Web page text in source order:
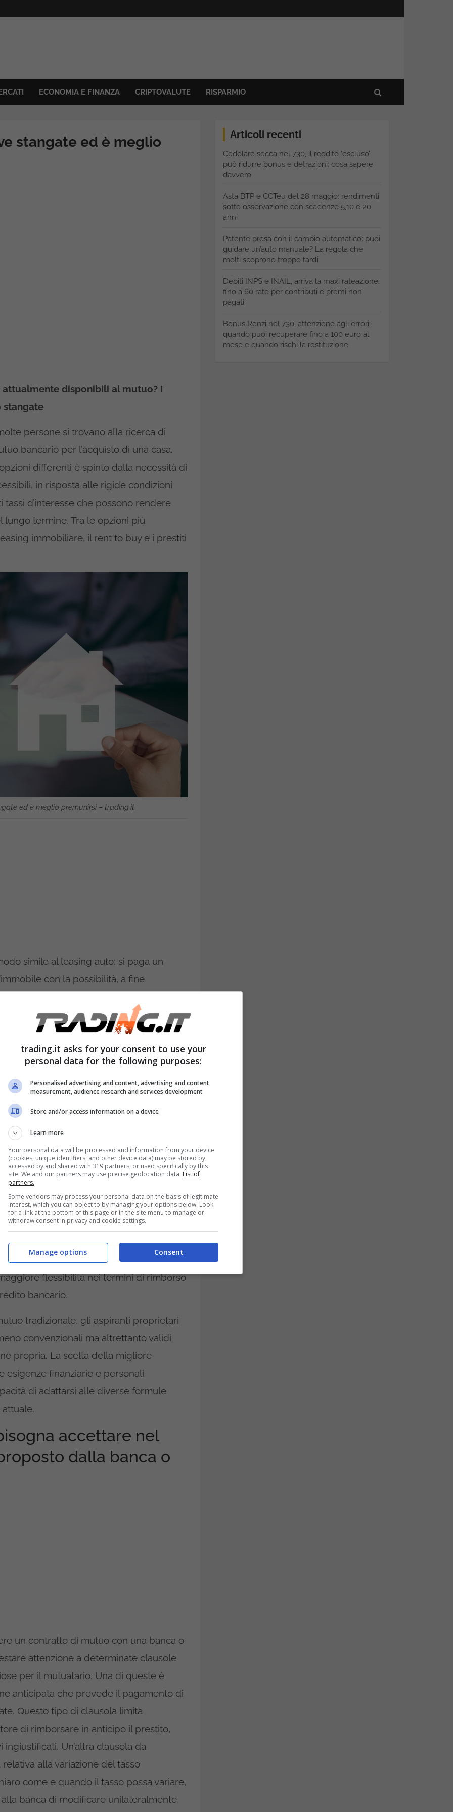
ECONOMIA E FINANZA CRIPTOVALUTE RISPARMIO
stangate ed è meglio
disponibili al mutuo? I
stangate
persone si trovano alla ricerca di
bancario per l’acquisto di una casa.
differenti è spinto dalla necessità di
in risposta alle rigide condizioni
d’interesse che possono rendere
termine. Tra le opzioni più
immobiliare, il rent to buy e i prestiti
ed è meglio premunirsi – trading.it
simile al leasing auto: si paga un
con la possibilità, a fine
residuo. Questa formula offre
soluzione particolarmente vantaggiosa
della somma necessaria per l’acquisto
finale.
che permette di abitare
all’acquisto, versando un canone
come anticipo sull’acquisto futuro.
ha la possibilità di acquistare la
del prezzo d’acquisto attraverso i
un’opzione sempre più diffusa
finanziari. Piattaforme online mettono in
con potenziali investitori privati
spesso più vantaggiose rispetto ai
può essere particolarmente
flessibilità nei termini di rimborso
bancario.
tradizionale, gli aspiranti proprietari
convenzionali ma altrettanto validi
propria. La scelta della migliore
esigenze finanziarie e personali
di adattarsi alle diverse formule
accettare nel
dalla banca o
un contratto di mutuo con una banca o
attenzione a determinate clausole
per il mutuatario. Una di queste è
anticipata che prevede il pagamento di
Questo tipo di clausola limita
di rimborsare in anticipo il prestito,
Un’altra clausola da
alla variazione del tasso
come e quando il tasso possa variare,
banca di modificare unilateralmente
Articoli recenti
Cedolare secca nel 730, il reddito ‘escluso’
può ridurre bonus e detrazioni: cosa sapere
davvero
Asta BTP e CCTeu del 28 maggio: rendimenti
sotto osservazione con scadenze 5,10 e 20
anni
Patente presa con il cambio automatico: puoi
guidare un’auto manuale? La regola che
molti scoprono troppo tardi
Debiti INPS e INAIL, arriva la maxi rateazione:
fino a 60 rate per contributi e premi non
pagati
Bonus Renzi nel 730, attenzione agli errori:
quando puoi recuperare fino a 100 euro al
mese e quando rischi la restituzione
trading.it asks for your consent to use your
personal data for the following purposes:
Personalised advertising and content, advertising and content
measurement, audience research and services development
Store and/or access information on a device
Learn more
Your personal data will be processed and information from your device
(cookies, unique identifiers, and other device data) may be stored by,
accessed by and shared with 319 partners, or used specifically by this
site. We and our partners may use precise geolocation data. List of
partners.
Some vendors may process your personal data on the basis of legitimate
interest, which you can object to by managing your options below. Look
for a link at the bottom of this page or in the site menu to manage or
withdraw consent in privacy and cookie settings.
Consent
Manage options